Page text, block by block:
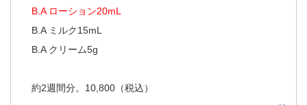
B.A ローション20mL
B.A ミルク15mL
B.A クリーム5g
約2週間分。10,800（税込）